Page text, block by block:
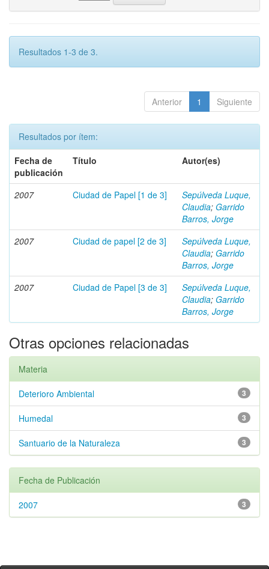
Resultados 1-3 de 3.
Anterior 1 Siguiente
Resultados por ítem:
Fecha de
publicación
Título Autor(es)
2007 Ciudad de Papel [1 de 3]
Sepúlveda Luque,
Claudia; Garrido
Barros, Jorge
2007
Ciudad de papel [2 de 3]
Sepúlveda Luque,
Claudia; Garrido
Barros, Jorge
2007
Ciudad de Papel [3 de 3]
Sepúlveda Luque,
Claudia; Garrido
Barros, Jorge
Otras opciones relacionadas
Materia
3
Deterioro Ambiental
3
Humedal
3
Santuario de la Naturaleza
Fecha de Publicación
3
2007